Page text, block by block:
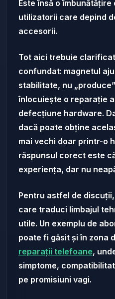
Este însă o
utilizatorii care depind
accesorii.
Tot aici trebuie
confundat: magnetul
stabilitate, nu
înlocuiește o reparație
defecțiune hardware.
dacă poate obține
mai vechi doar printr-o
răspunsul corect este
experiența, dar nu
Pentru astfel de
care traduci limbajul
utile. Un exemplu de
poate fi găsit și în zona
reparații telefoane,
simptome,
pe promisiuni vagi.